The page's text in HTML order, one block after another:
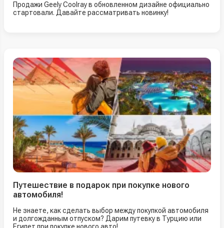
Продажи Geely Coolray в обновленном дизайне официально
стартовали. Давайте рассматривать новинку!
Путешествие в подарок при покупке нового
автомобиля!
Не знаете, как сделать выбор между покупкой автомобиля
и долгожданным отпуском? Дарим путевку в Турцию или